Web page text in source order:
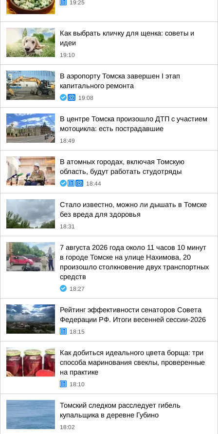
19:25
Как выбрать кличку для щенка: советы и
идеи
19:10
В аэропорту Томска завершен I этап
капитального ремонта
19:08
В центре Томска произошло ДТП с участием
мотоцикла: есть пострадавшие
18:49
В атомных городах, включая Томскую
область, будут работать студотряды
18:44
Стало известно, можно ли дышать в Томске
без вреда для здоровья
18:31
7 августа 2026 года около 11 часов 10 минут
в городе Томске на улице Нахимова, 20
произошло столкновение двух транспортных
средств
18:27
Рейтинг эффективности сенаторов Совета
Федерации РФ. Итоги весенней сессии-2026
18:15
Как добиться идеального цвета борща: три
способа маринования свеклы, проверенные
на практике
18:10
Томский следком расследует гибель
купальщика в деревне Губино
18:02